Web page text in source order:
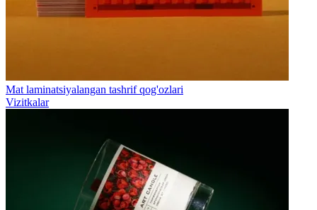
Mat laminatsiyalangan tashrif qog'ozlari
Vizitkalar